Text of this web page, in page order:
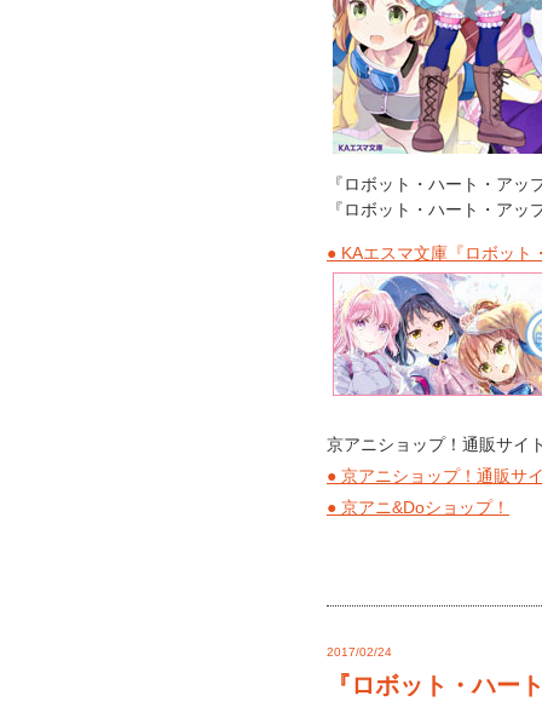
『ロボット・ハート・ア
『ロボット・ハート・ア
● KAエスマ文庫『ロボット
京アニショップ！通販サイ
● 京アニショップ！通販サ
● 京アニ&Doショップ！
2017/02/24
『ロボット・ハー